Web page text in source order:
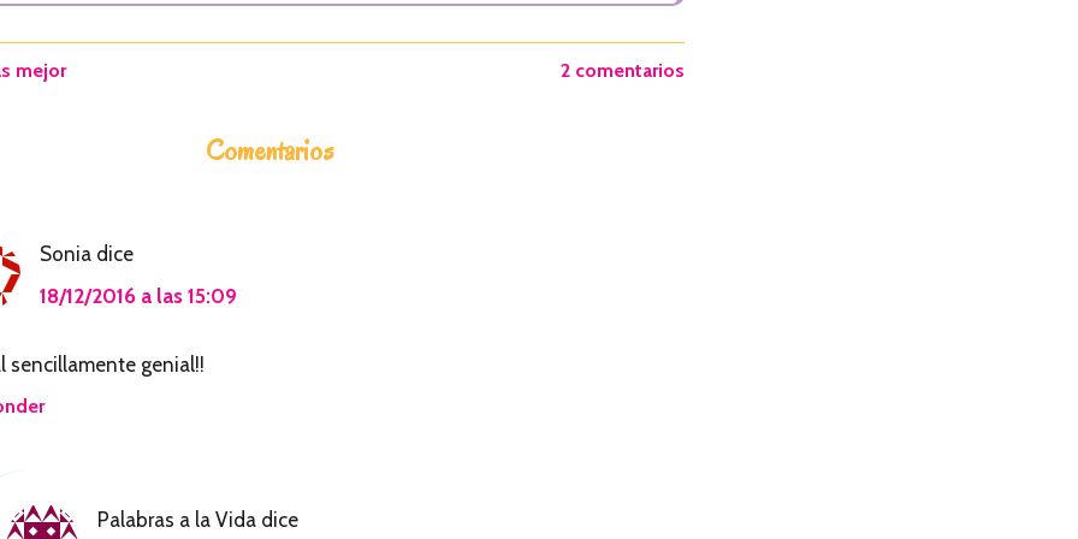
mejor 2 comentarios
Comentarios
Sonia dice
18/12/2016 a las 15:09
sencillamente genial!!
Palabras a la Vida dice